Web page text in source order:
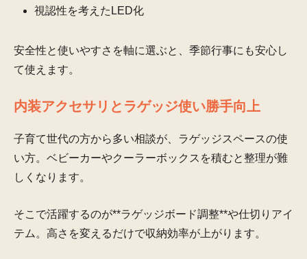
視認性を考えたLED化
安全性と使いやすさを軸に選ぶと、季節行事にも安心し
て使えます。
内装アクセサリとラゲッジ使い勝手向上
子育て世代の方から多い相談が、ラゲッジスペースの使
い方。ベビーカーやクーラーボックスを積むと整理が難
しくなります。
そこで活躍するのが**ラゲッジボード調整**や仕切りアイ
テム。高さを変えるだけで収納効率が上がります。